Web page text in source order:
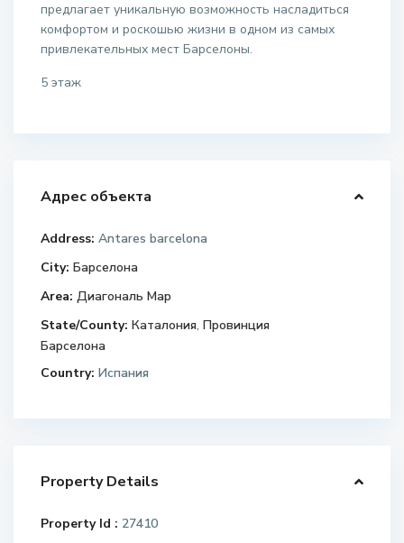
предлагает уникальную возможность насладиться
комфортом и роскошью жизни в одном из самых
привлекательных мест Барселоны.
5 этаж
Адрес объекта
Address: Antares barcelona
City: Барселона
Area: Диагональ Мар
State/County: Каталония,Провинция
Барселона
Country: Испания
Property Details
Property Id : 27410